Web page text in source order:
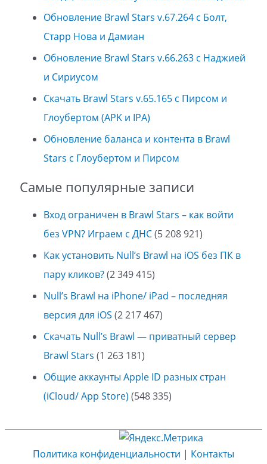
Обновление Brawl Stars v.67.264 с Болт,
Старр Нова и Дамиан
Обновление Brawl Stars v.66.263 с Наджией
и Сириусом
Скачать Brawl Stars v.65.165 с Пирсом и
Глоубертом (APK и IPA)
Обновление баланса и контента в Brawl
Stars с Глоубертом и Пирсом
Самые популярные записи
Вход ограничен в Brawl Stars – как войти
без VPN? Играем с ДНС(5 208 921)
Как установить Null’s Brawl на iOS без ПК в
пару кликов?(2 349 415)
Null’s Brawl на iPhone/ iPad – последняя
версия для iOS (2 217 467)
Скачать Null’s Brawl — приватный сервер
Brawl Stars (1 263 181)
Общие аккаунты Apple ID разных стран
(iCloud/ App Store) (548 335)
Политика конфиденциальности | Контакты